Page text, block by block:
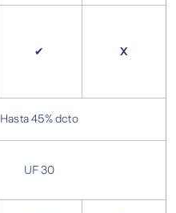
✔ X
Hasta 45% dcto
UF 30